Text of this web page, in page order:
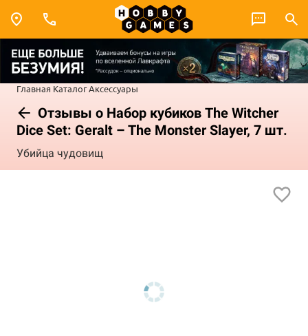
Главная КаталогАксессуары
Отзывы о Набор кубиков The Witcher
Dice Set: Geralt – The Monster Slayer, 7 шт.
Убийца чудовищ